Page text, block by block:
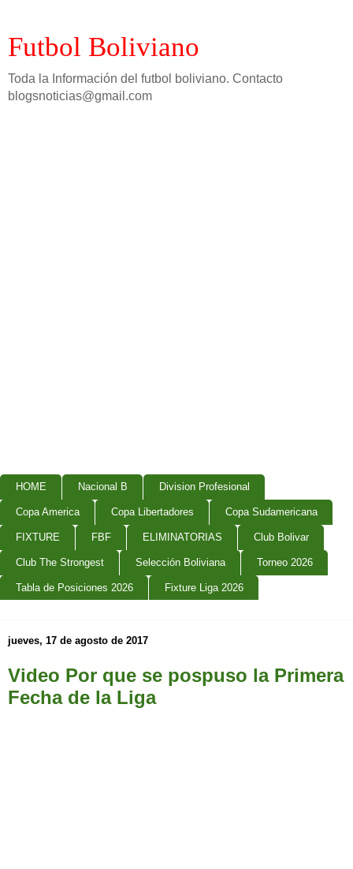
Futbol Boliviano
Toda la Información del futbol boliviano. Contacto
blogsnoticias@gmail.com
HOME Nacional B Division Profesional
Copa America Copa Libertadores Copa Sudamericana
FIXTURE FBF ELIMINATORIAS Club Bolivar
Club The Strongest Selección Boliviana Torneo 2026
Tabla de Posiciones 2026 Fixture Liga 2026
jueves, 17 de agosto de 2017
Video Por que se pospuso la Primera
Fecha de la Liga